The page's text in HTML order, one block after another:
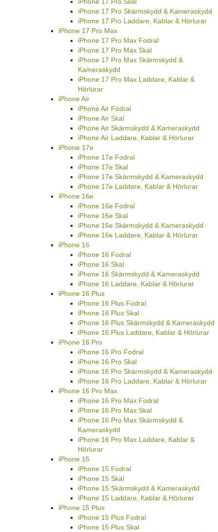
iPhone 17 Pro Skal
iPhone 17 Pro Skärmskydd & Kameraskydd
iPhone 17 Pro Laddare, Kablar & Hörlurar
iPhone 17 Pro Max
iPhone 17 Pro Max Fodral
iPhone 17 Pro Max Skal
iPhone 17 Pro Max Skärmskydd &
Kameraskydd
iPhone 17 Pro Max Laddare, Kablar &
Hörlurar
iPhone Air
iPhone Air Fodral
iPhone Air Skal
iPhone Air Skärmskydd & Kameraskydd
iPhone Air Laddare, Kablar & Hörlurar
iPhone 17e
iPhone 17e Fodral
iPhone 17e Skal
iPhone 17e Skärmskydd & Kameraskydd
iPhone 17e Laddare, Kablar & Hörlurar
iPhone 16e
iPhone 16e Fodral
iPhone 16e Skal
iPhone 16e Skärmskydd & Kameraskydd
iPhone 16e Laddare, Kablar & Hörlurar
iPhone 16
iPhone 16 Fodral
iPhone 16 Skal
iPhone 16 Skärmskydd & Kameraskydd
iPhone 16 Laddare, Kablar & Hörlurar
iPhone 16 Plus
iPhone 16 Plus Fodral
iPhone 16 Plus Skal
iPhone 16 Plus Skärmskydd & Kameraskydd
iPhone 16 Plus Laddare, Kablar & Hörlurar
iPhone 16 Pro
iPhone 16 Pro Fodral
iPhone 16 Pro Skal
iPhone 16 Pro Skärmskydd & Kameraskydd
iPhone 16 Pro Laddare, Kablar & Hörlurar
iPhone 16 Pro Max
iPhone 16 Pro Max Fodral
iPhone 16 Pro Max Skal
iPhone 16 Pro Max Skärmskydd &
Kameraskydd
iPhone 16 Pro Max Laddare, Kablar &
Hörlurar
iPhone 15
iPhone 15 Fodral
iPhone 15 Skal
iPhone 15 Skärmskydd & Kameraskydd
iPhone 15 Laddare, Kablar & Hörlurar
iPhone 15 Plus
iPhone 15 Plus Fodral
iPhone 15 Plus Skal